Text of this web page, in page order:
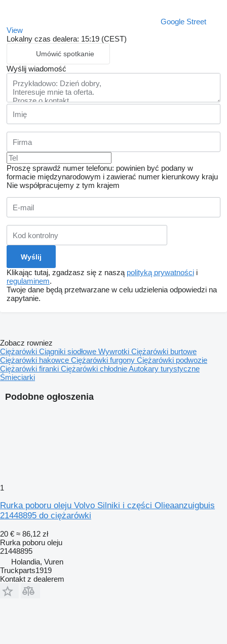
Google Street
View
Lokalny czas dealera: 15:19 (CEST)
Umówić spotkanie
Wyślij wiadomość
Proszę sprawdź numer telefonu: powinien być podany w
formacie międzynarodowym i zawierać numer kierunkowy kraju
Nie współpracujemy z tym krajem
Klikając tutaj, zgadzasz się z naszą polityką prywatności i
regulaminem.
Twoje dane będą przetwarzane w celu udzielenia odpowiedzi na
zapytanie.
Podobne ogłoszenia
1
Rurka poboru oleju Volvo Silniki i części Olieaanzuigbuis
21448895 do ciężarówki
20 € ≈ 86,12 zł
Rurka poboru oleju
21448895
Holandia, Vuren
Truckparts1919
Kontakt z dealerem
Zobacz rowniez
Ciężarówki Ciągniki siodłowe Wywrotki Ciężarówki burtowe
Ciężarówki hakowce Ciężarówki furgony Ciężarówki podwozie
Ciężarówki firanki Ciężarówki chłodnieAutokary turystyczne
Śmieciarki